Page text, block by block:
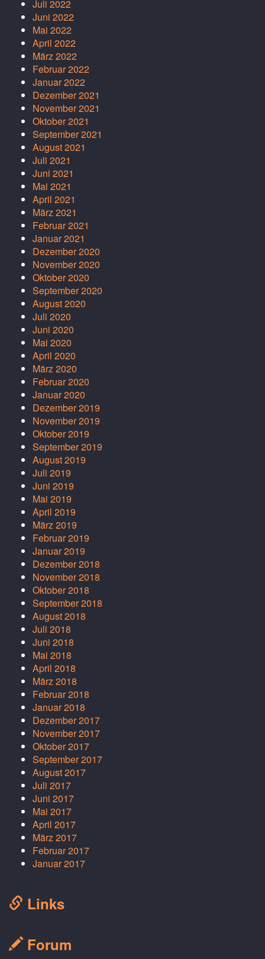
Juli 2022
Juni 2022
Mai 2022
April 2022
März 2022
Februar 2022
Januar 2022
Dezember 2021
November 2021
Oktober 2021
September 2021
August 2021
Juli 2021
Juni 2021
Mai 2021
April 2021
März 2021
Februar 2021
Januar 2021
Dezember 2020
November 2020
Oktober 2020
September 2020
August 2020
Juli 2020
Juni 2020
Mai 2020
April 2020
März 2020
Februar 2020
Januar 2020
Dezember 2019
November 2019
Oktober 2019
September 2019
August 2019
Juli 2019
Juni 2019
Mai 2019
April 2019
März 2019
Februar 2019
Januar 2019
Dezember 2018
November 2018
Oktober 2018
September 2018
August 2018
Juli 2018
Juni 2018
Mai 2018
April 2018
März 2018
Februar 2018
Januar 2018
Dezember 2017
November 2017
Oktober 2017
September 2017
August 2017
Juli 2017
Juni 2017
Mai 2017
April 2017
März 2017
Februar 2017
Januar 2017
Links
Forum